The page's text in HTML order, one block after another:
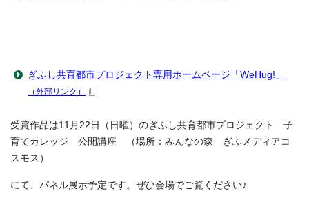
ぎふし共育都市プロジェクト専用ホームページ「WeHug!」
（外部リンク）
受賞作品は11月22日（日曜）のぎふし共育都市プロジェクト 子
育てカレッジ 公開講座 （場所：みんなの森 ぎふメディアコ
スモス）
にて、パネル展示予定です。ぜひ会場でご覧ください♪